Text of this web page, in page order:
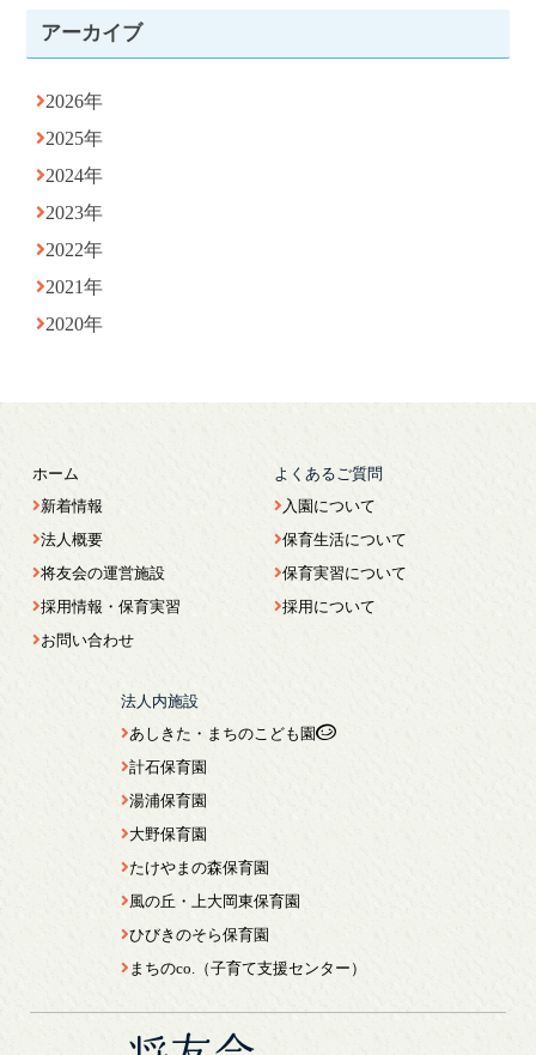
アーカイブ
2026年
2025年
2024年
2023年
2022年
2021年
2020年
ホーム
新着情報
法人概要
将友会の運営施設
採用情報・保育実習
お問い合わせ
よくあるご質問
入園について
保育生活について
保育実習について
採用について
法人内施設
あしきた・まちのこども園
計石保育園
湯浦保育園
大野保育園
たけやまの森保育園
風の丘・上大岡東保育園
ひびきのそら保育園
まちのco.（子育て支援センター）